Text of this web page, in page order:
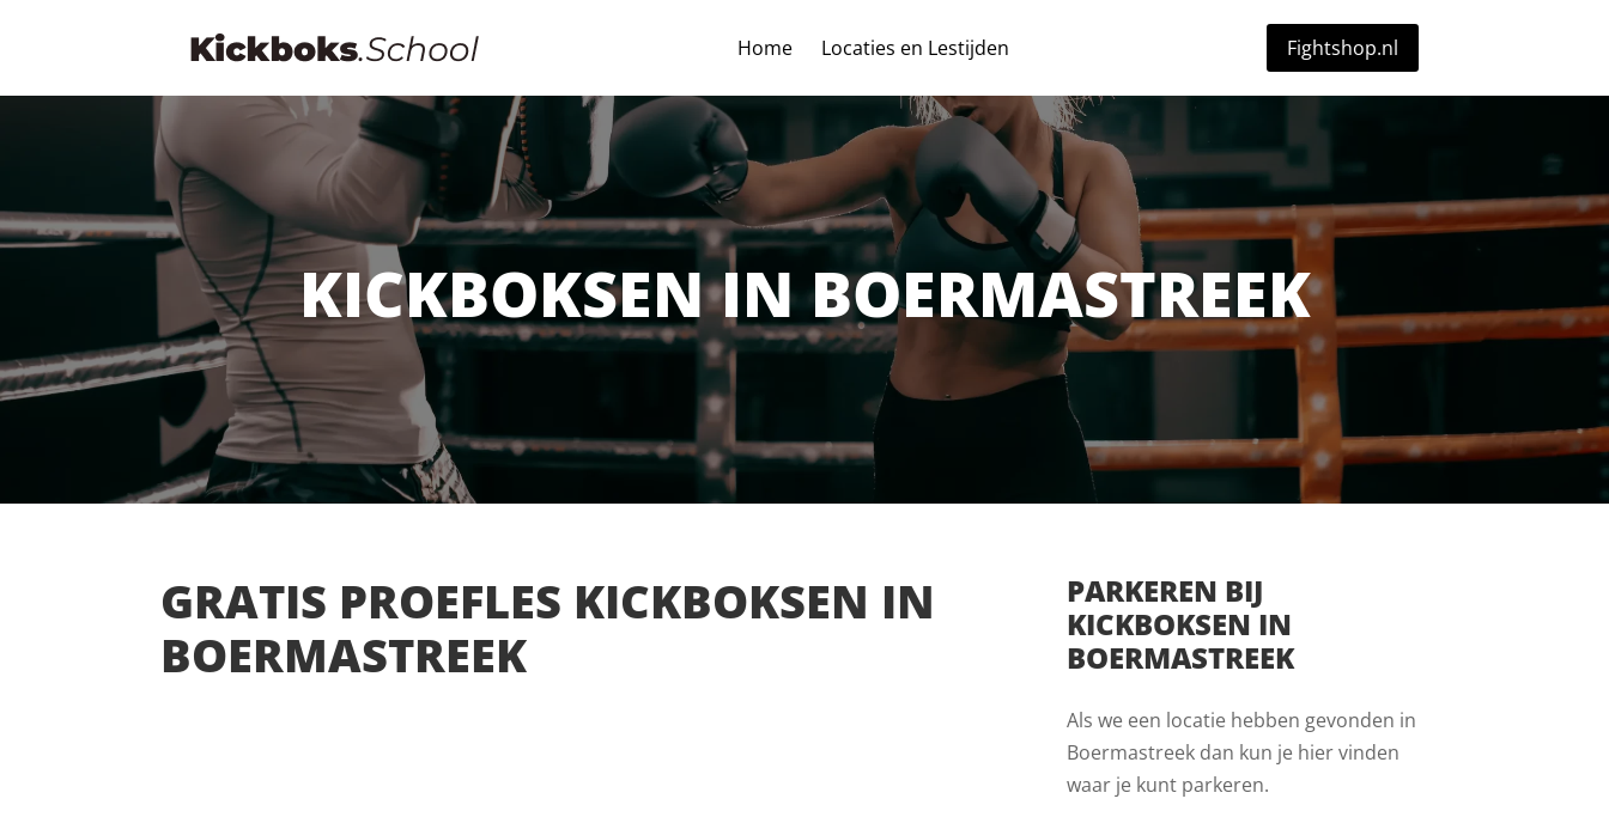
Home Locaties en Lestijden Fightshop.nl
KICKBOKSEN IN BOERMASTREEK
GRATIS PROEFLES KICKBOKSEN IN
BOERMASTREEK
PARKEREN BIJ
KICKBOKSEN IN
BOERMASTREEK
Als we een locatie hebben gevonden in
Boermastreek dan kun je hier vinden
waar je kunt parkeren.